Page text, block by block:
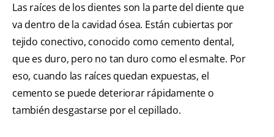
Las raíces de los dientes son la parte del diente que
va dentro de la cavidad ósea. Están cubiertas por
tejido conectivo, conocido como cemento dental,
que es duro, pero no tan duro como el esmalte. Por
eso, cuando las raíces quedan expuestas, el
cemento se puede deteriorar rápidamente o
también desgastarse por el cepillado.